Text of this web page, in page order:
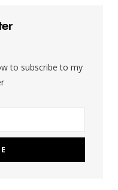
to subscribe to my